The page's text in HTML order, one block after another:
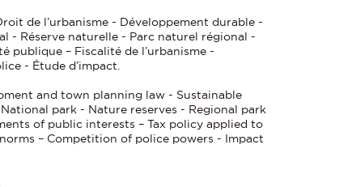
de l’urbanisme - Développement durable -
- Réserve naturelle - Parc naturel régional -
publique – Fiscalité de l’urbanisme -
- Étude d’impact.
and town planning law - Sustainable
park - Nature reserves - Regional park
of public interests – Tax policy applied to
– Competition of police powers - Impact